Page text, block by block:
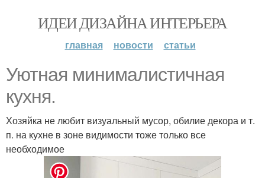
ИДЕИ ДИЗАЙНА ИНТЕРЬЕРА
главная новости статьи
Уютная минималистичная
кухня.
Хозяйка не любит визуальный мусор, обилие декора и т.
п. на кухне в зоне видимости тоже только все
необходимое